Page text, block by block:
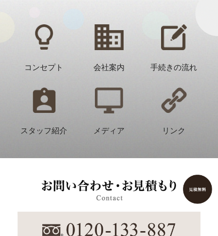
コンセプト 会社案内 手続きの流れ
スタッフ紹介 メディア リンク